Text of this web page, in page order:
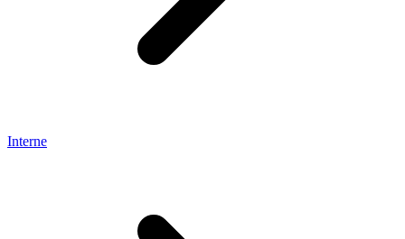
Interne